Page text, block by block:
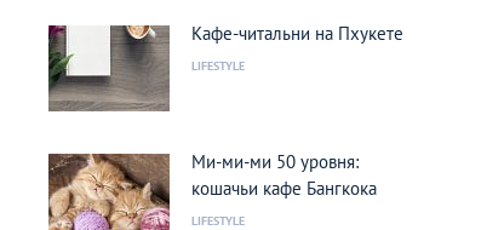
Кафе-читальни на Пхукете
LIFESTYLE
Ми-ми-ми 50 уровня:
кошачьи кафе Бангкока
LIFESTYLE